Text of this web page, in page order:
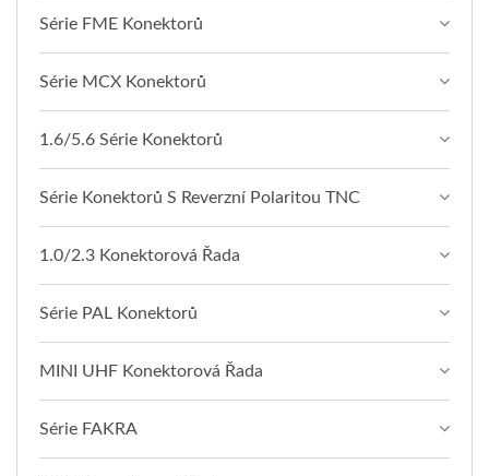
Série FME Konektorů
Série MCX Konektorů
1.6/5.6 Série Konektorů
Série Konektorů S Reverzní Polaritou TNC
1.0/2.3 Konektorová Řada
Série PAL Konektorů
MINI UHF Konektorová Řada
Série FAKRA